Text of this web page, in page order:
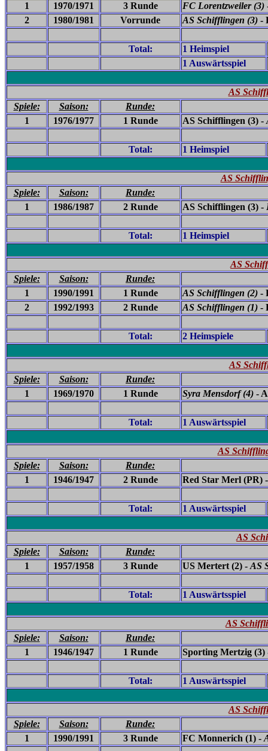
1
1970/1971 3 Runde FC Lorentzweiler (3)
2
1980/1981 Vorrunde AS Schifflingen (3) -
Total:
1 Heimspiel
1 Auswärtsspiel
AS
Spiele:
Saison:
Runde:
1
1976/1977 1 Runde AS Schifflingen (3) -
Total: 1 Heimspiel
AS
Spiele:
Saison:
Runde:
1
1986/1987 2 Runde AS Schifflingen (3) -
Total: 1 Heimspiel
AS
Spiele:
Saison:
Runde:
1
1990/1991 1 Runde AS Schifflingen (2) -
2
1992/1993 2 Runde AS Schifflingen (1) -
Total: 2 Heimspiele
AS
Spiele:
Saison:
Runde:
1
1969/1970 1 Runde Syra Mensdorf (4) -
Total: 1 Auswärtsspiel
AS
Spiele:
Saison:
Runde:
1
1946/1947 2 Runde Red Star Merl (PR)
Total: 1 Auswärtsspiel
AS
Spiele:
Saison:
Runde:
1
1957/1958 3 Runde US Mertert (2) - AS
Total: 1 Auswärtsspiel
AS
Spiele:
Saison:
Runde:
1
1946/1947 1 Runde Sporting Mertzig
Total: 1 Auswärtsspiel
AS
Spiele:
Saison:
Runde:
1
1990/1991 3 Runde FC Monnerich (1) -